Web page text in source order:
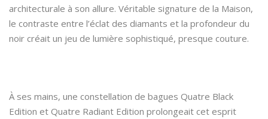
architecturale à son allure. Véritable signature de la Maison,
le contraste entre l’éclat des diamants et la profondeur du
noir créait un jeu de lumière sophistiqué, presque couture.
À ses mains, une constellation de bagues Quatre Black
Edition et Quatre Radiant Edition prolongeait cet esprit